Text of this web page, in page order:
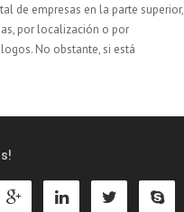
de empresas en la parte superior,
por localización o por
No obstante, si está